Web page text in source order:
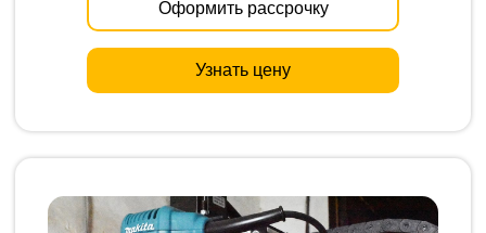
Оформить рассрочку
Узнать цену